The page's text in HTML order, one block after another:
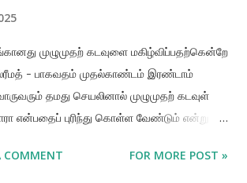
முழுமுதற் கடவுளை மகிழ்விப்பதற்கென்றே
ஸ்ரீமத் - பாகவதம் முதல்காண்டம் இரண்டாம்
தமது செயலினால் முழுமுதற் கடவுள்
என்பதைப் புரிந்து கொள்ள வேண்டும் என்று
இருத்தல் வேண்டும்.
COMMENT FOR MORE POST »